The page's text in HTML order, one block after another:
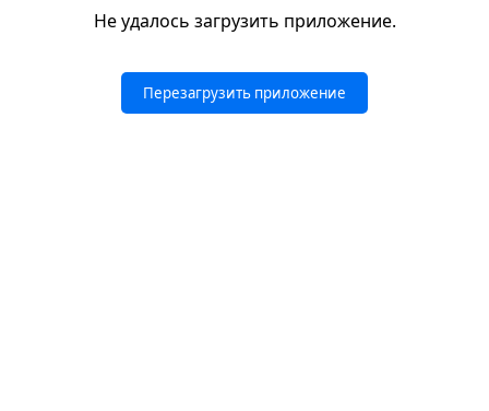
Не удалось загрузить приложение.
Перезагрузить приложение